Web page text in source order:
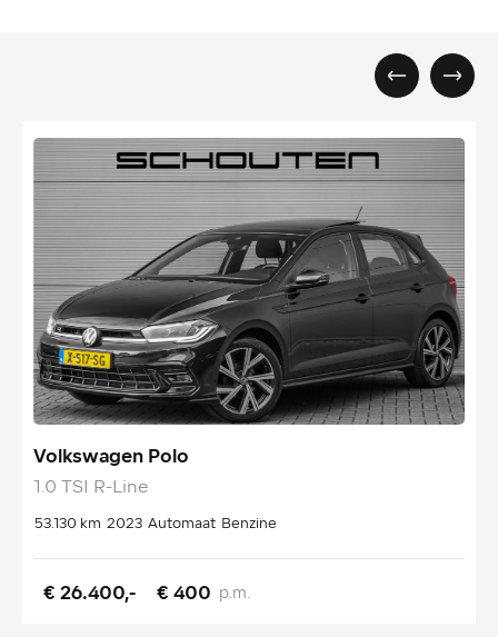
Volkswagen Polo
1.0 TSI R-Line
53.130 km 2023 Automaat Benzine
€ 26.400,- € 400 p.m.